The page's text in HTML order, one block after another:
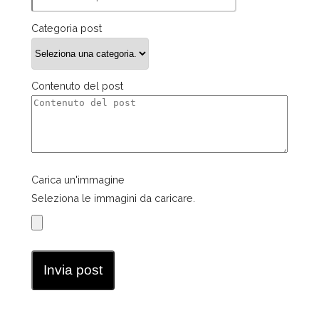
Categoria post
Contenuto del post
Carica un'immagine
Seleziona le immagini da caricare.